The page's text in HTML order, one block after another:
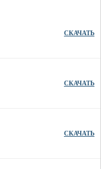
СКАЧАТЬ
СКАЧАТЬ
СКАЧАТЬ